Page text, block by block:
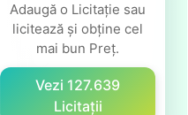
Adaugă o Licitație sau
licitează și obține cel
mai bun Preț.
Vezi 127.639
Licitații